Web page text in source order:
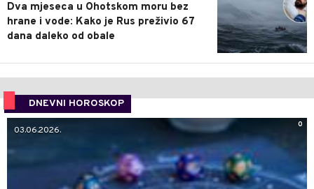
Dva mjeseca u Ohotskom moru bez
hrane i vode: Kako je Rus preživio 67
dana daleko od obale
DNEVNI HOROSKOP
0
03.06.2026.